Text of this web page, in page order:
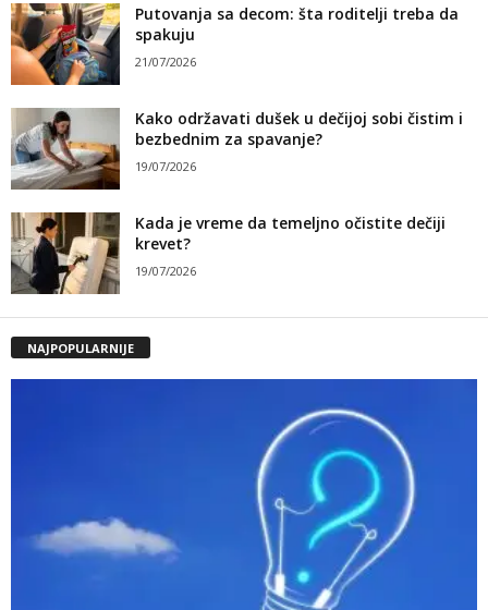
Putovanja sa decom: šta roditelji treba da
spakuju
21/07/2026
Kako održavati dušek u dečijoj sobi čistim i
bezbednim za spavanje?
19/07/2026
Kada je vreme da temeljno očistite dečiji
krevet?
19/07/2026
NAJPOPULARNIJE